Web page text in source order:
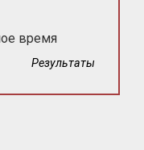
время
Результаты